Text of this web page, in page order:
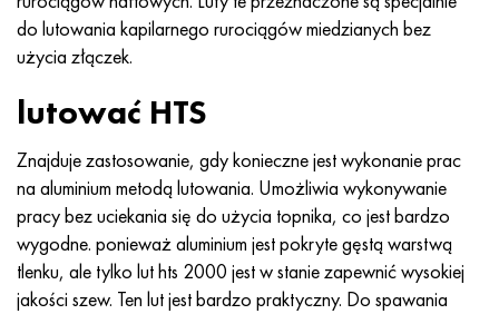
do lutowania kapilarnego rurociągów miedzianych bez
użycia złączek.
lutować HTS
Znajduje zastosowanie, gdy konieczne jest wykonanie prac
na aluminium metodą lutowania. Umożliwia wykonywanie
pracy bez uciekania się do użycia topnika, co jest bardzo
wygodne. ponieważ aluminium jest pokryte gęstą warstwą
tlenku, ale tylko lut hts 2000 jest w stanie zapewnić wysokiej
jakości szew. Ten lut jest bardzo praktyczny. Do spawania
Hastelloy b2
Hastelloy b3
Hastelloy c4
Hastelloy c22
Hastelloy C-276
38HN3MFA, 35nicrmov12-5
40G, 40Mn4, AISI 1035
38XM, 42CrMo4, AISI 1.7225
40ХН, 36NiCr6, AISI 3135
40XFA, 1.7223, AISI 4142